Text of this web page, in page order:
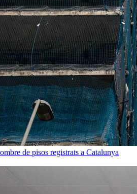
de pisos registrats a Catalunya